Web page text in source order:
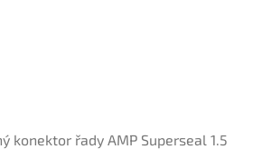
konektor řady AMP Superseal 1.5